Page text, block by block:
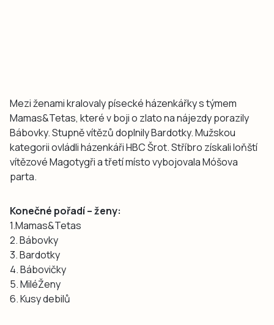
Mezi ženami kralovaly písecké házenkářky s týmem
Mamas&Tetas, které v boji o zlato na nájezdy porazily
Bábovky. Stupně vítězů doplnily Bardotky. Mužskou
kategorii ovládli házenkáři HBC Šrot. Stříbro získali loňští
vítězové Magotygři a třetí místo vybojovala Móšova
parta.
Konečné pořadí – ženy:
1.Mamas&Tetas
2. Bábovky
3. Bardotky
4. Bábovičky
5. MiléŽeny
6. Kusy debilů